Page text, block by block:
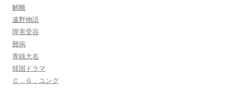
解離
遠野物語
障害受容
難病
青銭大名
韓国ドラマ
Ｃ．Ｇ，ユング